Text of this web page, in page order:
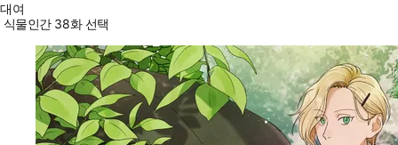
대여
식물인간 38화 선택